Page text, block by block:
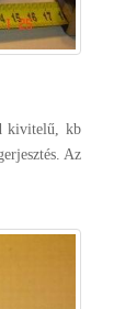
kivitelű, kb
Az